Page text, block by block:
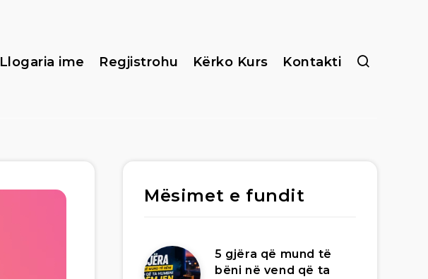
Llogaria ime Regjistrohu Kërko Kurs Kontakti
Mësimet e fundit
5 gjëra që mund të
bëni në vend që ta